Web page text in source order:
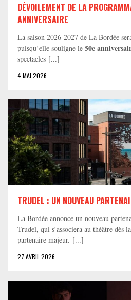
DÉVOILEMENT DE LA
ANNIVERSAIRE
La saison 2026-2027 de La Bordée
puisqu’elle souligne le 50e
spectacles [...]
4 MAI 2026
TRUDEL : UN NOUVEAU
La Bordée annonce un nouveau
Trudel, qui s’associera au théâtre dès
partenaire majeur. [...]
27 AVRIL 2026